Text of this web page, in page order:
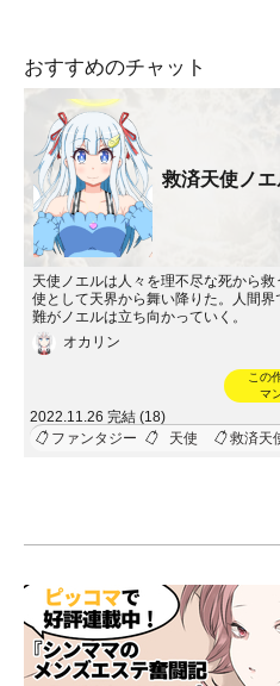
おすすめのチャット
救済天使ノ
天使ノエルは人々を理不尽な死から救
使として天界から舞い降りた。人間界
難がノエルは立ち向かっていく。
オカリン
この
マ
2022.11.26 完結 (18)
ファンタジー
天使 救済天